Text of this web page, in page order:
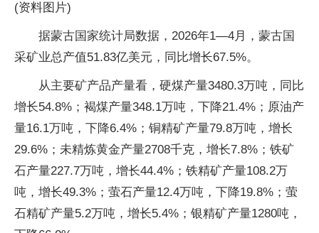
(资料图片)
据蒙古国家统计局数据，2026年1—4月，蒙古国
采矿业总产值51.83亿美元，同比增长67.5%。
从主要矿产品产量看，硬煤产量3480.3万吨，同比
增长54.8%；褐煤产量348.1万吨，下降21.4%；原油产
量16.1万吨，下降6.4%；铜精矿产量79.8万吨，增长
29.6%；未精炼黄金产量2708千克，增长7.8%；铁矿
石产量227.7万吨，增长44.4%；铁精矿产量108.2万
吨，增长49.3%；萤石产量12.4万吨，下降19.8%；萤
石精矿产量5.2万吨，增长5.4%；银精矿产量1280吨，